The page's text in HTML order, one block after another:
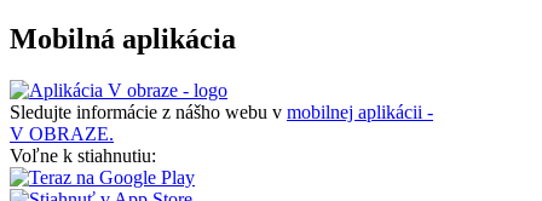
Mobilná aplikácia
Sledujte informácie z nášho webu v mobilnej aplikácii -
V OBRAZE.
Voľne k stiahnutiu: